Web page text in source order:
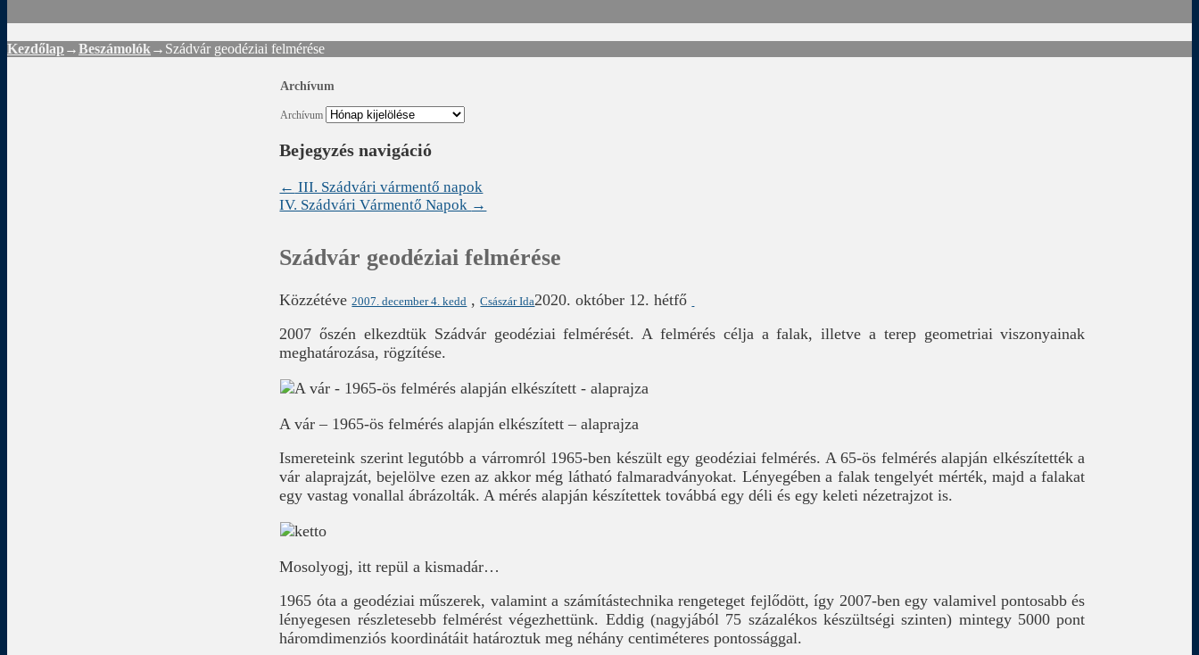
Kezdőlap →Beszámolók → Szádvár geodéziai felmérése
Archívum
Archívum
Bejegyzés navigáció
← III. Szádvári vármentő napok
IV. Szádvári Vármentő Napok →
Szádvár geodéziai felmérése
Közzétéve2007. december 4. kedd ,Császár Ida2020. október 12. hétfő
2007 őszén elkezdtük Szádvár geodéziai felmérését. A felmérés célja a falak, illetve a terep geometriai viszonyainak
meghatározása, rögzítése.
A vár – 1965-ös felmérés alapján elkészített – alaprajza
Ismereteink szerint legutóbb a várromról 1965-ben készült egy geodéziai felmérés. A 65-ös felmérés alapján elkészítették a
vár alaprajzát, bejelölve ezen az akkor még látható falmaradványokat. Lényegében a falak tengelyét mérték, majd a falakat
egy vastag vonallal ábrázolták. A mérés alapján készítettek továbbá egy déli és egy keleti nézetrajzot is.
Mosolyogj, itt repül a kismadár…
1965 óta a geodéziai műszerek, valamint a számítástechnika rengeteget fejlődött, így 2007-ben egy valamivel pontosabb és
lényegesen részletesebb felmérést végezhettünk. Eddig (nagyjából 75 százalékos készültségi szinten) mintegy 5000 pont
háromdimenziós koordinátáit határoztuk meg néhány centiméteres pontossággal.